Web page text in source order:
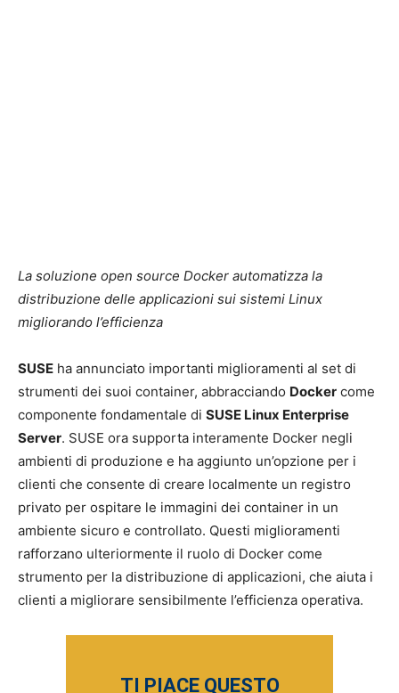
La soluzione open source Docker automatizza la
distribuzione delle applicazioni sui sistemi Linux
migliorando l’efficienza
SUSE ha annunciato importanti miglioramenti al set di
strumenti dei suoi container, abbracciando Docker come
componente fondamentale di SUSE Linux Enterprise
Server. SUSE ora supporta interamente Docker negli
ambienti di produzione e ha aggiunto un’opzione per i
clienti che consente di creare localmente un registro
privato per ospitare le immagini dei container in un
ambiente sicuro e controllato. Questi miglioramenti
rafforzano ulteriormente il ruolo di Docker come
strumento per la distribuzione di applicazioni, che aiuta i
clienti a migliorare sensibilmente l’efficienza operativa.
TI PIACE QUESTO